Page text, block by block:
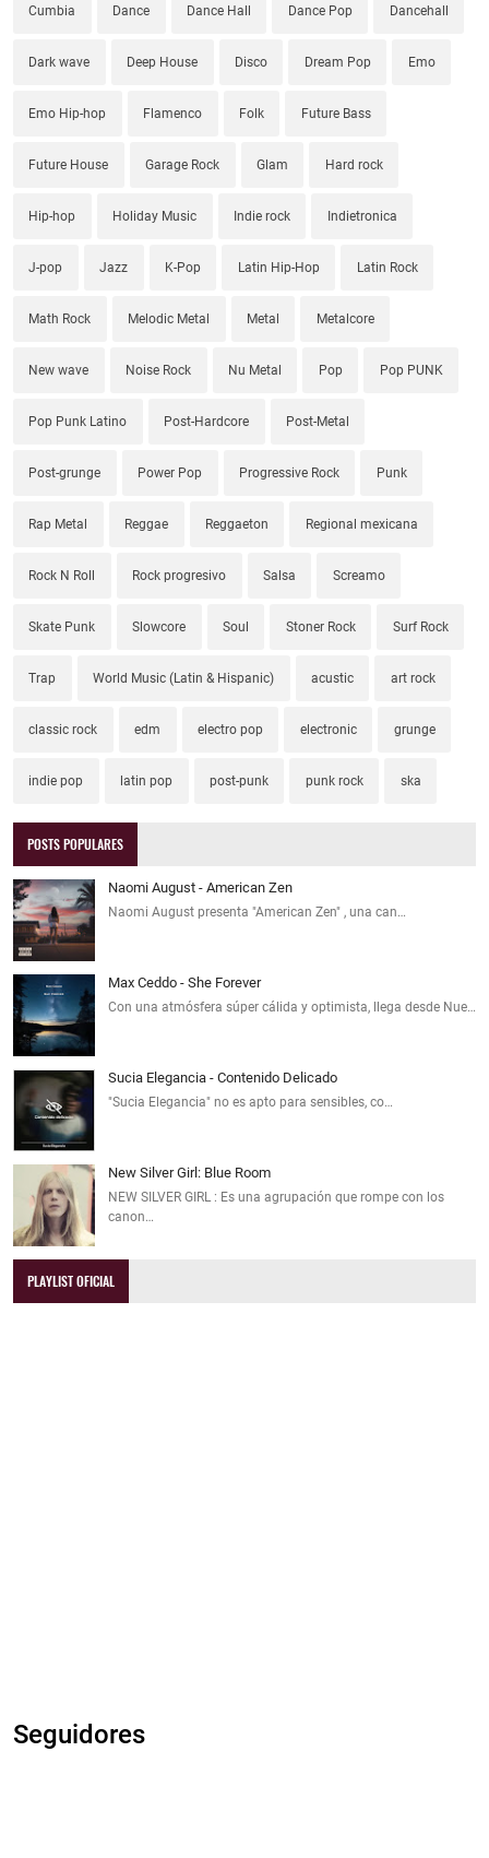
Cumbia Dance Dance Hall Dance Pop Dancehall
Dark wave Deep House Disco Dream Pop Emo
Emo Hip-hop Flamenco Folk Future Bass
Future House Garage Rock Glam Hard rock
Hip-hop Holiday Music Indie rock Indietronica
J-pop Jazz K-Pop Latin Hip-Hop Latin Rock
Math Rock Melodic Metal Metal Metalcore
New wave Noise Rock Nu Metal Pop Pop PUNK
Pop Punk Latino Post-Hardcore Post-Metal
Post-grunge Power Pop Progressive Rock Punk
Rap Metal Reggae Reggaeton Regional mexicana
Rock N Roll Rock progresivo Salsa Screamo
Skate Punk Slowcore Soul Stoner Rock Surf Rock
Trap World Music (Latin & Hispanic) acustic art rock
classic rock edm electro pop electronic grunge
indie pop latin pop post-punk punk rock ska
POSTS POPULARES
Naomi August - American Zen
Naomi August presenta "American Zen" , una can…
Max Ceddo - She Forever
Con una atmósfera súper cálida y optimista, llega desde Nue…
Sucia Elegancia - Contenido Delicado
"Sucia Elegancia" no es apto para sensibles, co…
New Silver Girl: Blue Room
NEW SILVER GIRL : Es una agrupación que rompe con los
canon…
PLAYLIST OFICIAL
Seguidores